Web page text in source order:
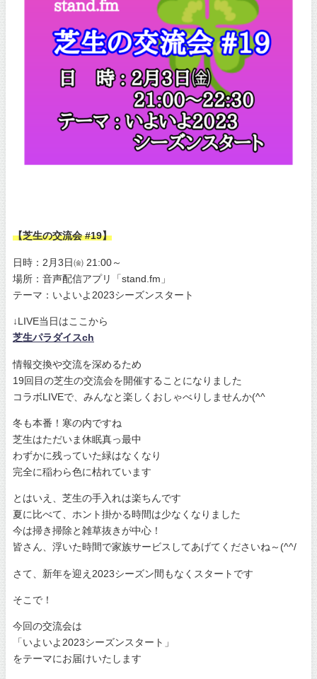
【芝生の交流会 #19】
日時：2月3日㈮ 21:00～
場所：音声配信アプリ「stand.fm」
テーマ：いよいよ2023シーズンスタート
↓LIVE当日はここから
芝生パラダイスch
情報交換や交流を深めるため
19回目の芝生の交流会を開催することになりました
コラボLIVEで、みんなと楽しくおしゃべりしませんか(^^
冬も本番！寒の内ですね
芝生はただいま休眠真っ最中
わずかに残っていた緑はなくなり
完全に稲わら色に枯れています
とはいえ、芝生の手入れは楽ちんです
夏に比べて、ホント掛かる時間は少なくなりました
今は掃き掃除と雑草抜きが中心！
皆さん、浮いた時間で家族サービスしてあげてくださいね～(^^/
さて、新年を迎え2023シーズン間もなくスタートです
そこで！
今回の交流会は
「いよいよ2023シーズンスタート」
をテーマにお届けいたします